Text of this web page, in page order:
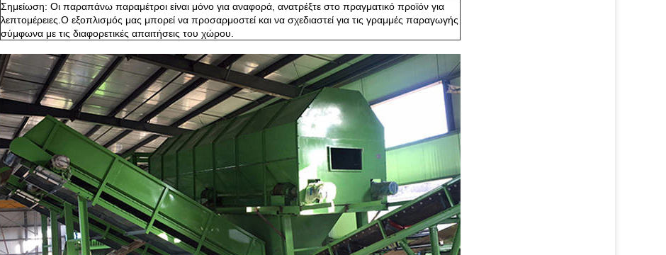
Σημείωση: Οι παραπάνω παραμέτροι είναι μόνο για αναφορά, ανατρέξτε στο πραγματικό προϊόν για
λεπτομέρειες.Ο εξοπλισμός μας μπορεί να προσαρμοστεί και να σχεδιαστεί για τις γραμμές παραγωγής
σύμφωνα με τις διαφορετικές απαιτήσεις του χώρου.